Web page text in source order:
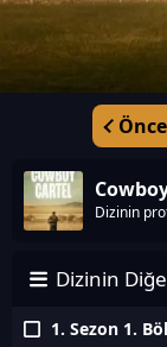
Dizinin
Dizinin
1. Sezon 1.